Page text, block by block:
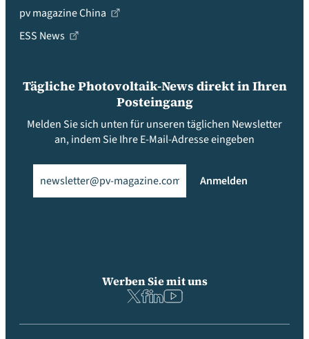
pv magazine China
ESS News
Tägliche Photovoltaik-News direkt in Ihren
Posteingang
Melden Sie sich unten für unseren täglichen Newsletter
an, indem Sie Ihre E-Mail-Adresse eingeben
Anmelden
Werben Sie mit uns